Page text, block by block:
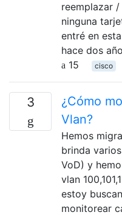
reemplazar
ninguna
entré en
hace dos
15
cisco
3
¿Cómo
Vlan?
Hemos
brinda
VoD) y
vlan
estoy
monitorear